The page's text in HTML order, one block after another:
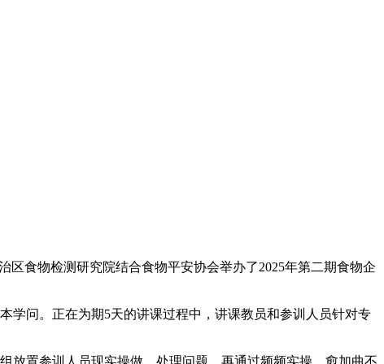
食物检测研究院结合食物平安协会举办了2025年第二期食物企
问。正在为期5天的讲课过程中，讲课教员和参训人员针对专
置参训人员现实操做，处理问题，再通过频频实操，愈加曲不